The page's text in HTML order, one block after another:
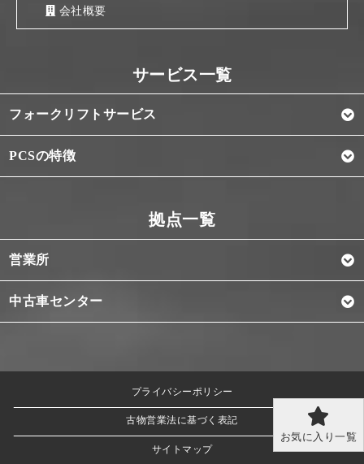
お気に入り一覧
会社概要
フォークリフトサービス
PCSの特徴
営業所
中古車センター
プライバシーポリシー
古物営業法に基づく表記
サイトマップ